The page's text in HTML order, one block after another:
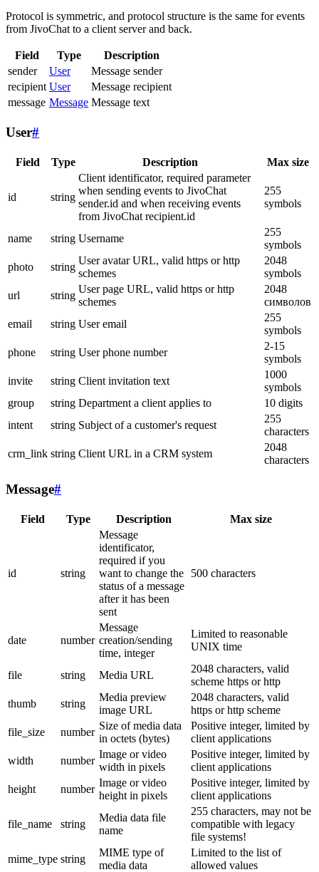
Protocol is symmetric, and protocol structure is the same for events
from JivoChat to a client server and back.
Field Type
Description
sender
User
Message sender
recipient User
Message recipient
message Message Message text
User#
Field Type Description Max size
id string
Client identificator, required parameter
when sending events to JivoChat
sender.id and when receiving events
from JivoChat recipient.id
255
symbols
name string Username
255
symbols
photo
string
User avatar URL, valid https or http
schemes
2048
symbols
url
string
User page URL, valid https or http
schemes
2048
символов
email
string User email
255
symbols
phone
string User phone number
2-15
symbols
invite
string Client invitation text
1000
symbols
group
string Department a client applies to
10 digits
intent
string Subject of a customer's request
255
characters
crm_link string Client URL in a CRM system
2048
characters
Message#
Field Type Description Max size
id string
Message
identificator,
required if you
want to change the
status of a message
after it has been
sent
500 characters
date number
Message
creation/sending
time, integer
Limited to reasonable
UNIX time
file string Media URL
2048 characters, valid
scheme https or http
thumb
string
Media preview
image URL
2048 characters, valid
https or http scheme
file_size
number
Size of media data
in octets (bytes)
Positive integer, limited by
client applications
width
number
Image or video
width in pixels
Positive integer, limited by
client applications
height
number
Image or video
height in pixels
Positive integer, limited by
client applications
file_name string
Media data file
name
255 characters, may not be
compatible with legacy
file systems!
mime_type string
MIME type of
media data
Limited to the list of
allowed values